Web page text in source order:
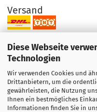
Diese Webseite
Technologien
Wir verwenden Cookies und
Drittanbietern, um die
gewährleisten, die Nutzung
Ihnen ein bestmögliches
Informationen finden Sie in
Versand
Ihre Vorteile bei uns
Original Produkte direkt
Exzellenter Support +